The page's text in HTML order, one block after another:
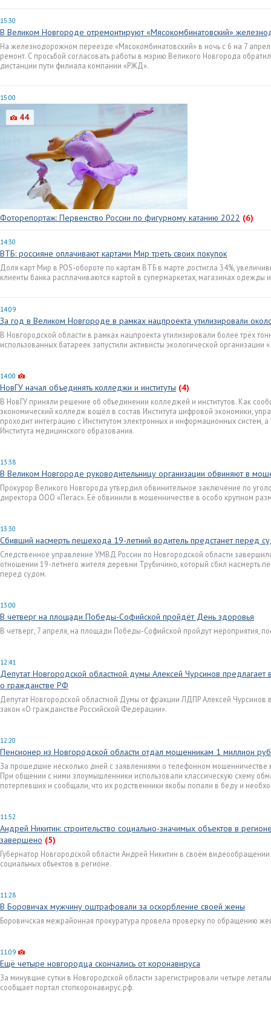
15:30
В Великом Новгороде отремонтируют «Мясокомбинатовский»
На железнодорожном переезде «Мясокомбинатовский» в ночь с 6 на 7
ремонт. С просьбой согласовать работы в мэрию Великого Новгорода
дистанции пути филиала компании «РЖД».
15:00
44
Фоторепортаж: Первенство России по фигурному катанию 2022 (6)
14:30
ВТБ: россияне оплачивают картами Мир треть своих покупок
Доля карт Мир в POS-обороте по картам ВТБ в марте достигла 34%,
клиенты банка расплачиваются картой в супермаркетах, магазинах одежды
14:09
За год в Великом Новгороде в рамках нацпроекта утилизировали
В Новгородской области в рамках нацпроекта утилизировали более трёх
использованных батареек запустили активисты экологической организации
14:00
НовГУ начал объединять колледжи и институты (4)
В НовГУ приняли решение об объединении колледжей и институтов. Как
экономический колледж вошёл в состав Института цифровой экономики,
проходит интеграцию с Институтом электронных и информационных
Института медицинского образования.
13:38
В Великом Новгороде руководительницу организации обвиняют в
Прокурор Великого Новгорода утвердил обвинительное заключение по
директора ООО «Пегас». Её обвинили в мошенничестве в особо крупном
13:30
Сбивший насмерть пешехода 19-летний водитель предстанет перед
Следственное управление УМВД России по Новгородской области
отношении 19-летнего жителя деревни Трубичино, который сбил насмерть
перед судом.
13:00
В четверг на площади Победы-Софийской пройдёт День здоровья
В четверг, 7 апреля, на площади Победы-Софийской пройдут мероприятия,
12:41
Депутат Новгородской областной думы Алексей Чурсинов
о гражданстве РФ
Депутат Новгородской областной Думы от фракции ЛДПР Алексей Чурсинов
закон «О гражданстве Российской Федерации».
12:20
Пенсионер из Новгородской области отдал мошенникам 1 миллион
За прошедшие несколько дней с заявлениями о телефонном мошенничестве
При общении с ними злоумышленники использовали классическую схему
потерпевших и сообщали, что их родственники якобы попали в беду и
11:52
Андрей Никитин: строительство социально-значимых объектов в
завершено (5)
Губернатор Новгородской области Андрей Никитин в своём видеообращении
социальных объектов в регионе.
11:28
В Боровичах мужчину оштрафовали за оскорбление своей жены
Боровичская межрайонная прокуратура провела проверку по обращению
11:09
Ещё четыре новгородца скончались от коронавируса
За минувшие сутки в Новгородской области зарегистрировали четыре
сообщает портал стопкоронавирус.рф.